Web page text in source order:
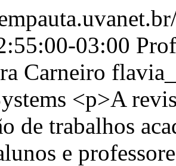
03:00
Carneiro
<p>A
de trabalhos
e